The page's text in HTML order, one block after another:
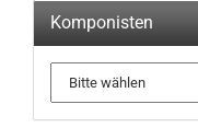
Komponisten